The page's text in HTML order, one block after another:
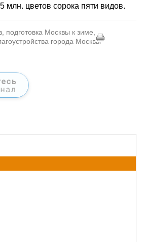
млн. цветов сорока пяти видов.
подготовка Москвы к зиме,
города Москвы